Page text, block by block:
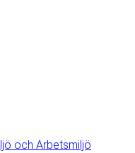
och Arbetsmiljö